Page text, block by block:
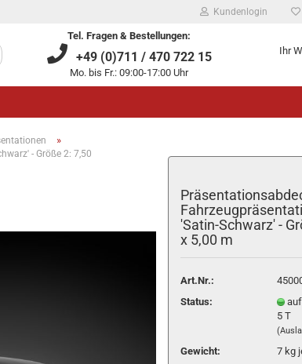
Kundenlogin
Tel. Fragen & Bestellungen:
+49 (0)711 / 470 722 15
Mo. bis Fr.: 09:00-17:00 Uhr
Ihr
»
- Größe 2: 7,50
'Satin-Schwarz' -
x 5,00 m
Art.Nr.:
Status:
5 T
Gewicht: 7 kg